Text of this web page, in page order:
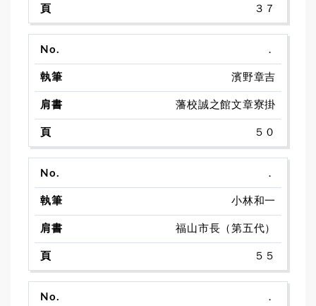
３７
．
濱野章吉
藩校誠之館文章寮掛
５０
．
小林和一
福山市長（第五代）
５５
．